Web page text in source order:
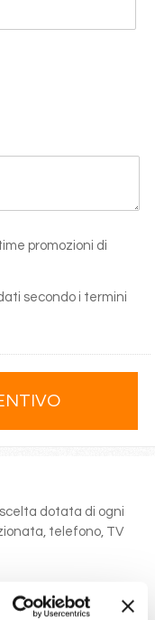
promozioni di
secondo i termini
dotata di ogni
telefono, TV
a bordo (colazione,
principali ).